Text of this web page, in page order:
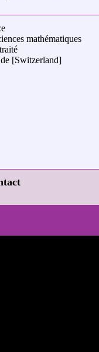
mathématiques
[Switzerland]